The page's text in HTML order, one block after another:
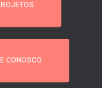
CONOSCO